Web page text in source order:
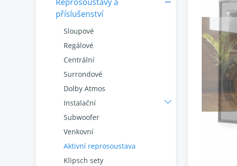
příslušenství
Sloupové
Regálové
Centrální
Surrondové
Dolby Atmos
Instalační
Subwoofer
Venkovní
Aktivní reprosoustava
Klipsch sety